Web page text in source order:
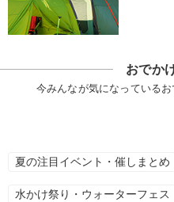
おでか
今みんなが気になっている
夏の注目イベント・催しまとめ
水かけ祭り・ウォーターフェス